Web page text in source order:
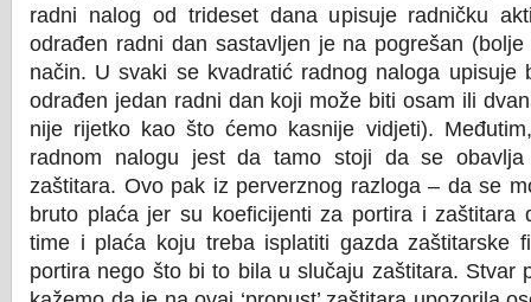
radni nalog od trideset dana upisuje radničku
odrađen radni dan sastavljen je na pogrešan
način. U svaki se kvadratić radnog naloga upisuje
odrađen jedan radni dan koji može biti osam ili
nije rijetko kao što ćemo kasnije vidjeti).
radnom nalogu jest da tamo stoji da se
zaštitara. Ovo pak iz perverznog razloga – da se
bruto plaća jer su koeficijenti za portira i zaštitara
time i plaća koju treba isplatiti gazda zaštitarske
portira nego što bi to bila u slučaju zaštitara. Stvar